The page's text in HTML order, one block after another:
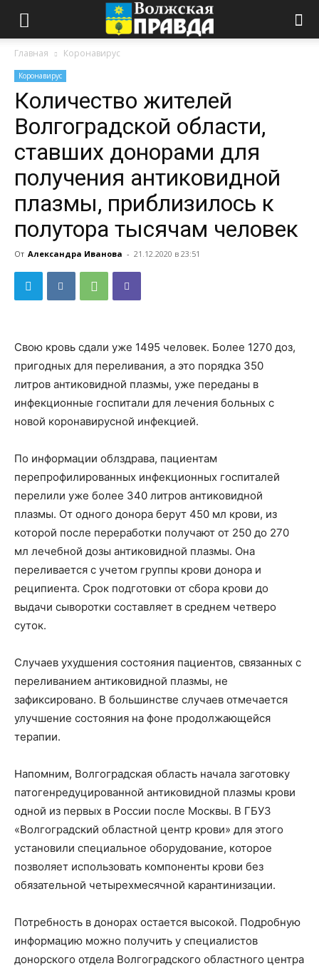
Главная Коронавирус
Коронавирус
Количество жителей
Волгоградской области,
ставших донорами для
получения антиковидной
плазмы, приблизилось к
полутора тысячам человек
От Александра Иванова - 21.12.2020 в 23:51
Свою кровь сдали уже 1495 человек. Более 1270 доз,
пригодных для переливания, а это порядка 350
литров антиковидной плазмы, уже переданы в
инфекционные госпитали для лечения больных с
новой коронавирусной инфекцией.
По информации облздрава, пациентам
перепрофилированных инфекционных госпиталей
перелили уже более 340 литров антиковидной
плазмы. От одного донора берут 450 мл крови, из
которой после переработки получают от 250 до 270
мл лечебной дозы антиковидной плазмы. Она
переливается с учетом группы крови донора и
реципиента. Срок подготовки от сбора крови до
выдачи сыворотки составляет в среднем четверо
суток.
Случаев ухудшения состояния пациентов, связанных с
переливанием антиковидной плазмы, не
зафиксировано. В большинстве случаев отмечается
улучшение состояния на фоне продолжающейся
терапии.
Напомним, Волгоградская область начала заготовку
патогенредуцированной антиковидной плазмы крови
одной из первых в России после Москвы. В ГБУЗ
«Волгоградский областной центр крови» для этого
установили специальное оборудование, которое
позволяет использовать компоненты крови без
обязательной четырехмесячной карантинизации.
Потребность в донорах остается высокой. Подробную
информацию можно получить у специалистов
донорского отдела Волгоградского областного центра